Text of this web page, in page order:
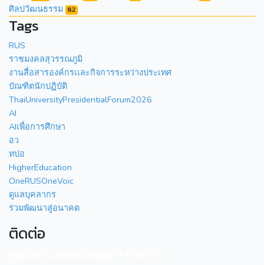
ศิลปวัฒนธรรม 82
Tags
RUS
ราชมงคลสุวรรณภูมิ
งานสื่อสารองค์กรเเละกิจการระหว่างประเทศ
บัณฑิตนักปฏิบัติ
ThaiUniversityPresidentialForum2026
AI
AIเพื่อการศึกษา
อว
ทปอ
HigherEducation
OneRUSOneVoic
ดูแลบุคลากร
ร่วมพัฒนาสู่อนาคต
ติดต่อ